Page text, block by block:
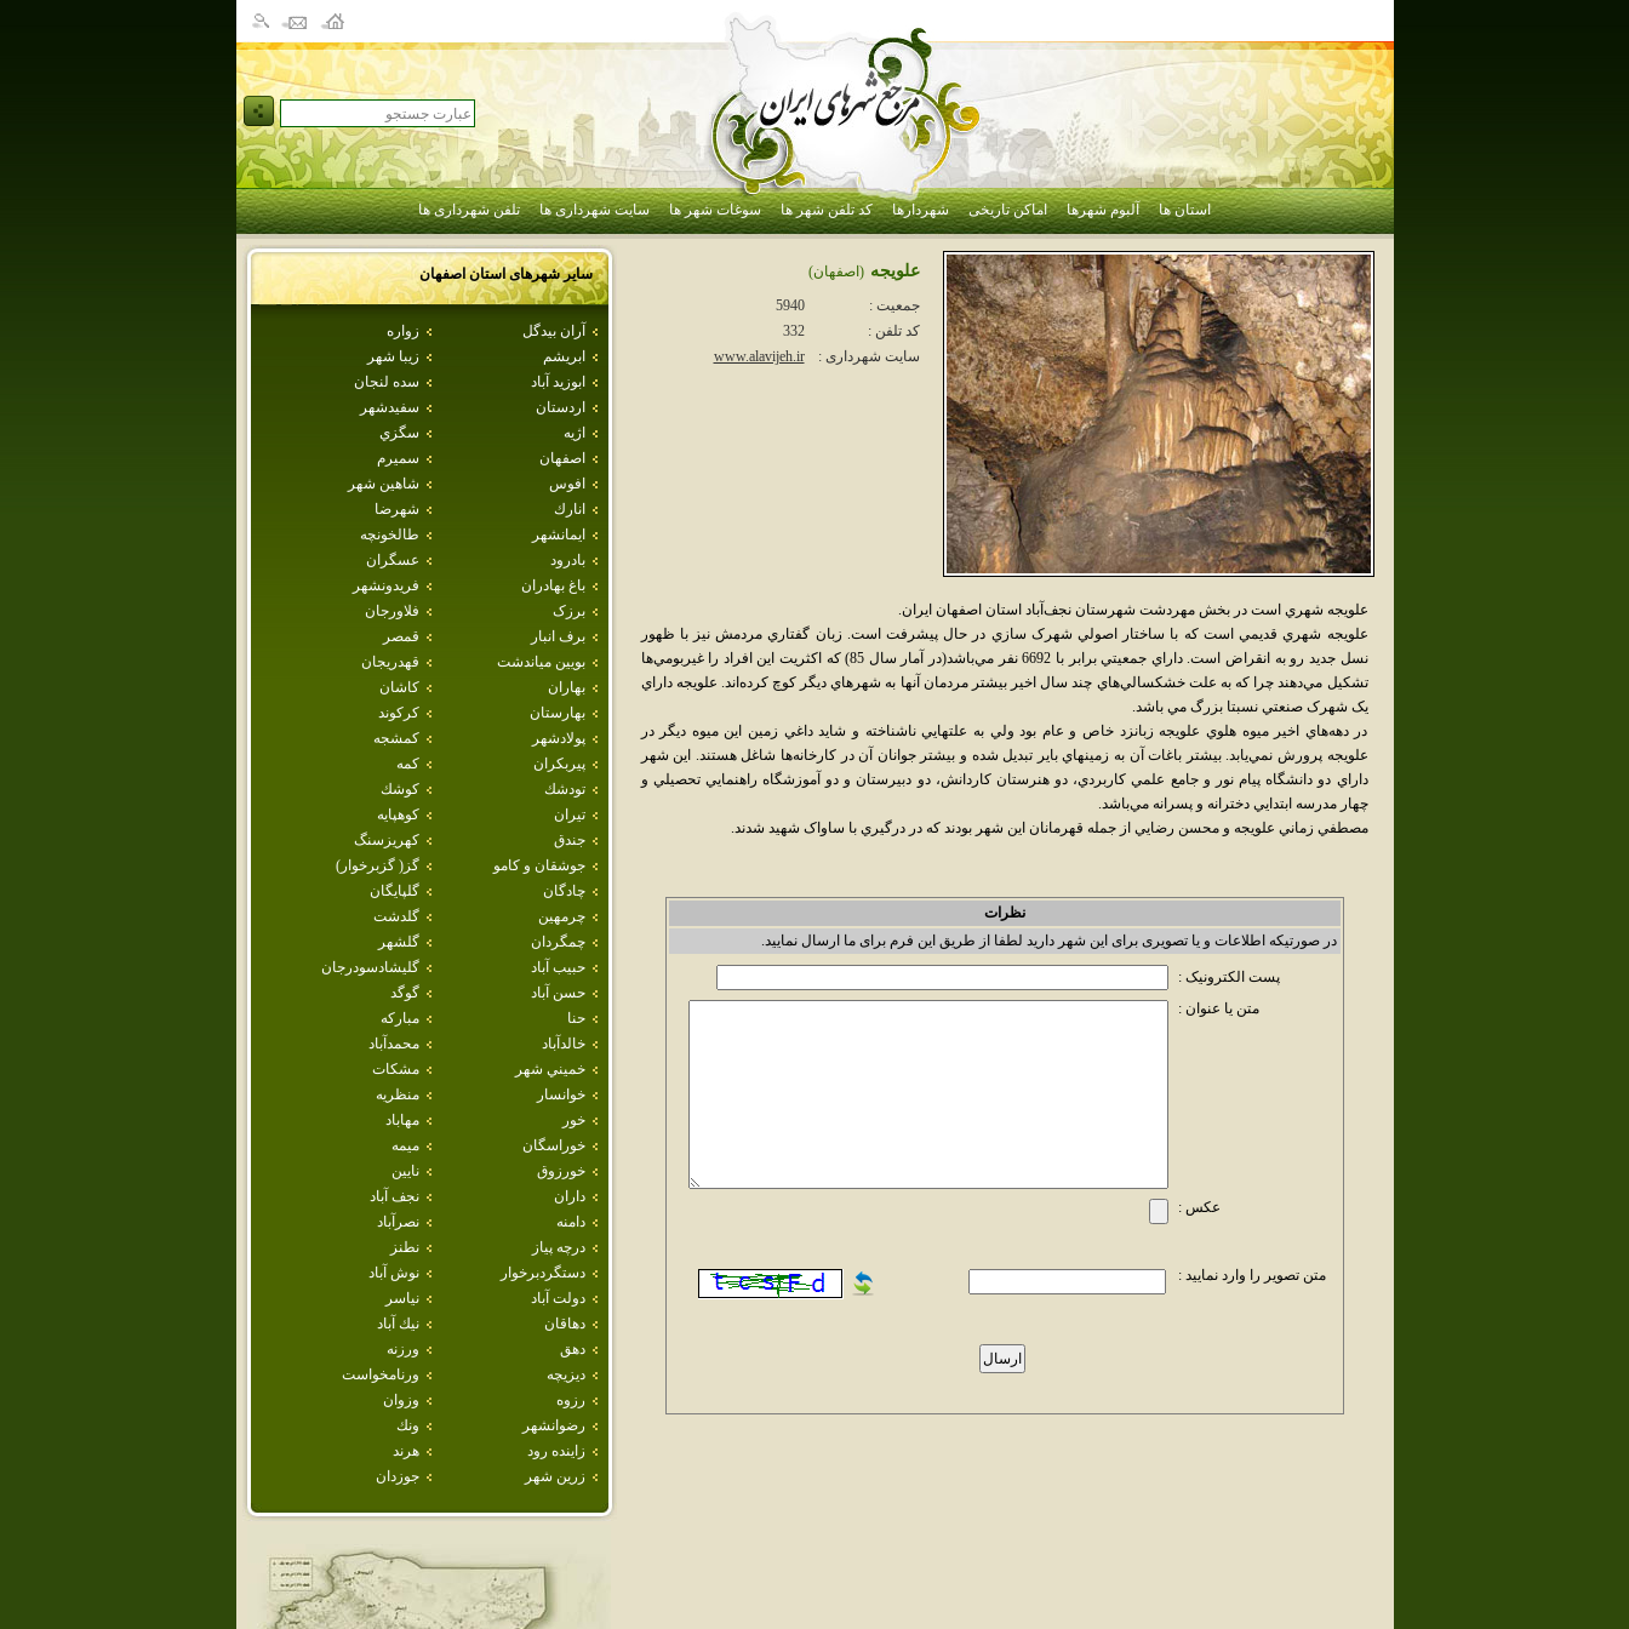
استان ها آلبوم شهرها اماکن تاریخی شهردارها کد تلفن شهر ها سوغات شهر ها سایت شهرداری ها تلفن شهرداری ها
سایر شهرهای استاناصفهان
آران بيدگل
زواره
ابريشم
زيبا شهر
ابوزيد آباد
سده لنجان
اردستان
سفيدشهر
اژيه
سگزي
اصفهان
سميرم
افوس
شاهين شهر
انارك
شهرضا
ايمانشهر
طالخونچه
بادرود
عسگران
باغ بهادران
فريدونشهر
برزک
فلاورجان
برف انبار
قمصر
بويين مياندشت
قهدريجان
بهاران
كاشان
بهارستان
كركوند
پولادشهر
كمشجه
پيربكران
كمه
تودشك
كوشك
تيران
كوهپايه
جندق
كهريزسنگ
جوشقان و كامو
گز( گزبرخوار)
چادگان
گلپايگان
چرمهين
گلدشت
چمگردان
گلشهر
حبيب آباد
گليشادسودرجان
حسن آباد
گوگد
حنا
مباركه
خالدآباد
محمدآباد
خميني شهر
مشكات
خوانسار
منظريه
خور
مهاباد
خوراسگان
ميمه
خورزوق
نايين
داران
نجف آباد
دامنه
نصرآباد
درچه پياز
نطنز
دستگردبرخوار
نوش آباد
دولت آباد
نياسر
دهاقان
نيك آباد
دهق
ورزنه
ديزيچه
ورنامخواست
رزوه
وزوان
رضوانشهر
ونك
زاينده رود
هرند
زرين شهر
جوزدان
علويجه (اصفهان)
جمعیت :
5940
کد تلفن :
332
سایت شهرداری :
www.alavijeh.ir
علويجه شهري است در بخش مهردشت شهرستان نجف‌آباد استان اصفهان ايران.
علويجه شهري قديمي است که با ساختار اصولي شهرک سازي در حال پيشرفت است. زبان گفتاري مردمش نيز با ظهور
نسل جديد رو به انقراض است. داراي جمعيتي برابر با 6692 نفر مي‌باشد(در آمار سال 85) که اکثريت اين افراد را غيربومي‌ها
تشکيل مي‌دهند چرا که به علت خشکسالي‌هاي چند سال اخير بيشتر مردمان آنها به شهرهاي ديگر کوچ کرده‌اند. علويجه داراي
يک شهرک صنعتي نسبتا بزرگ مي باشد.
در دهه‌هاي اخير ميوه هلوي علويجه زبانزد خاص و عام بود ولي به علتهايي ناشناخته و شايد داغي زمين اين ميوه ديگر در
علويجه پرورش نمي‌يابد. بيشتر باغات آن به زمينهاي باير تبديل شده و بيشتر جوانان آن در کارخانه‌ها شاغل هستند. اين شهر
داراي دو دانشگاه پيام نور و جامع علمي کاربردي، دو هنرستان کاردانش، دو دبيرستان و دو آموزشگاه راهنمايي تحصيلي و
چهار مدرسه ابتدايي دخترانه و پسرانه مي‌باشد.
مصطفي زماني علويجه و محسن رضايي از جمله قهرمانان اين شهر بودند که در درگيري با ساواک شهيد شدند.
نظرات
در صورتیکه اطلاعات و یا تصویری برای این شهر دارید لطفا از طریق این فرم برای ما ارسال نمایید.
پست الکترونیک :
متن یا عنوان :
عکس :
متن تصویر را وارد نمایید :